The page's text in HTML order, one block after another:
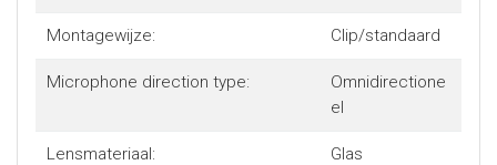
Montagewijze: Clip/standaard
Microphone direction type:
Omnidirectione
el
Lensmateriaal: Glas